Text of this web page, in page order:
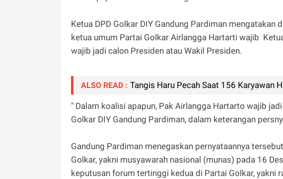
Ketua DPD Golkar DIY Gandung Pardiman mengatakan
ketua umum Partai Golkar Airlangga Hartarti wajib
wajib jadi calon Presiden atau Wakil Presiden.
ALSO READ : Tangis Haru Pecah Saat 156 Karyawan
" Dalam koalisi apapun, Pak Airlangga Hartarto wajib
Golkar DIY Gandung Pardiman, dalam keterangan
Gandung Pardiman menegaskan pernyataannya
Golkar, yakni musyawarah nasional (munas) pada 16
keputusan forum tertinggi kedua di Partai Golkar, yakni